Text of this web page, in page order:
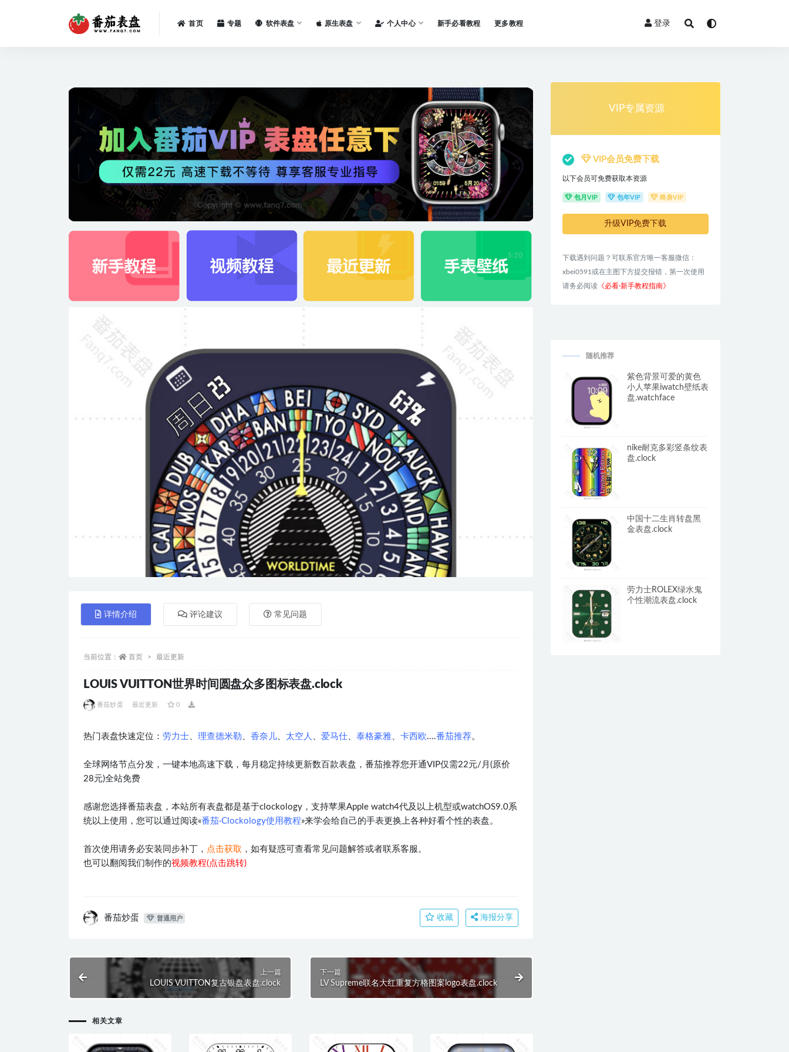
首页 专题 软件表盘 原生表盘 个人中心 新手必看教程 更多教程 登录
详情介绍 评论建议 常见问题
当前位置： 首页 最近更新
LOUIS VUITTON世界时间圆盘众多图标表盘.clock
番茄炒蛋 最近更新 0
热门表盘快速定位： 劳力士、 理查德米勒 、 香奈儿、 太空人 、 爱马仕、 泰格豪雅、 卡西欧....番茄推荐。
全球网络节点分发，一键本地高速下载，每月稳定持续更新数百款表盘，番茄推荐您开通VIP仅需22元/月(原价
28元)全站免费
感谢您选择番茄表盘，本站所有表盘都是基于clockology，支持苹果Apple watch4代及以上机型或watchOS9.0系
统以上使用，您可以通过阅读«番茄·Clockology使用教程»来学会给自己的手表更换上各种好看个性的表盘。
首次使用请务必安装同步补丁， 点击获取 ，如有疑惑可查看常见问题解答或者联系客服。
也可以翻阅我们制作的视频教程(点击跳转)
番茄炒蛋 普通用户 收藏 海报分享
上一篇
LOUIS VUITTON复古银盘表盘.clock
下一篇
LV Supreme联名大红重复方格图案logo表盘.clock
相关文章
VIP专属资源
VIP会员免费下载
以下会员可免费获取本资源
包月VIP 包年VIP 终身VIP
升级VIP免费下载
下载遇到问题？可联系官方唯一客服微信：
xbei0591或在主图下方提交报错，第一次使用
请务必阅读《必看·新手教程指南》
随机推荐
紫色背景可爱的黄色
小人苹果iwatch壁纸表
盘.watchface
nike耐克多彩竖条纹表
盘.clock
中国十二生肖转盘黑
金表盘.clock
劳力士ROLEX绿水鬼
个性潮流表盘.clock